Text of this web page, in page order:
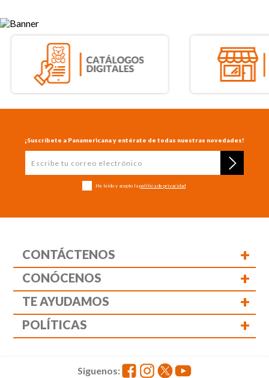
¡Suscríbete a Panamericana y entérate de todas nuestras novedades!
He leído y acepto la política de privacidad
CONTÁCTENOS +
CONÓCENOS +
TE AYUDAMOS +
POLÍTICAS +
Siguenos: